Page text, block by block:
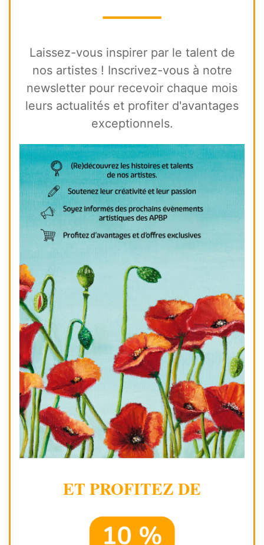
⸻
Laissez-vous inspirer par le talent de
nos artistes ! Inscrivez-vous à notre
newsletter pour recevoir chaque mois
leurs actualités et profiter d'avantages
exceptionnels.
ET PROFITEZ DE